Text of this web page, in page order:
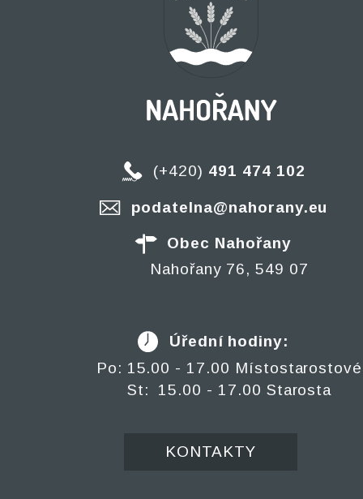
(+420) 491 474 102
podatelna@nahorany.eu
Obec Nahořany
Nahořany 76, 549 07
Úřední hodiny:
Po: 15.00 - 17.00 Místostarostové
St: 15.00 - 17.00 Starosta
KONTAKTY